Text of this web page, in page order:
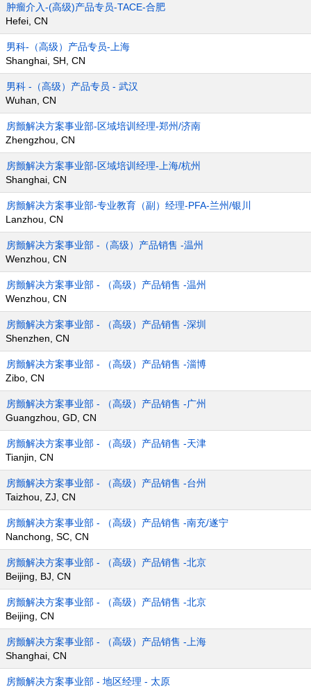
肿瘤介入-(高级)产品专员-TACE-合肥
Hefei, CN
男科-（高级）产品专员-上海
Shanghai, SH, CN
男科 -（高级）产品专员 - 武汉
Wuhan, CN
房颤解决方案事业部-区域培训经理-郑州/济南
Zhengzhou, CN
房颤解决方案事业部-区域培训经理-上海/杭州
Shanghai, CN
房颤解决方案事业部-专业教育（副）经理-PFA-兰州/银川
Lanzhou, CN
房颤解决方案事业部 -（高级）产品销售 -温州
Wenzhou, CN
房颤解决方案事业部 - （高级）产品销售 -温州
Wenzhou, CN
房颤解决方案事业部 - （高级）产品销售 -深圳
Shenzhen, CN
房颤解决方案事业部 - （高级）产品销售 -淄博
Zibo, CN
房颤解决方案事业部 - （高级）产品销售 -广州
Guangzhou, GD, CN
房颤解决方案事业部 - （高级）产品销售 -天津
Tianjin, CN
房颤解决方案事业部 - （高级）产品销售 -台州
Taizhou, ZJ, CN
房颤解决方案事业部 - （高级）产品销售 -南充/遂宁
Nanchong, SC, CN
房颤解决方案事业部 - （高级）产品销售 -北京
Beijing, BJ, CN
房颤解决方案事业部 - （高级）产品销售 -北京
Beijing, CN
房颤解决方案事业部 - （高级）产品销售 -上海
Shanghai, CN
房颤解决方案事业部 - 地区经理 - 太原